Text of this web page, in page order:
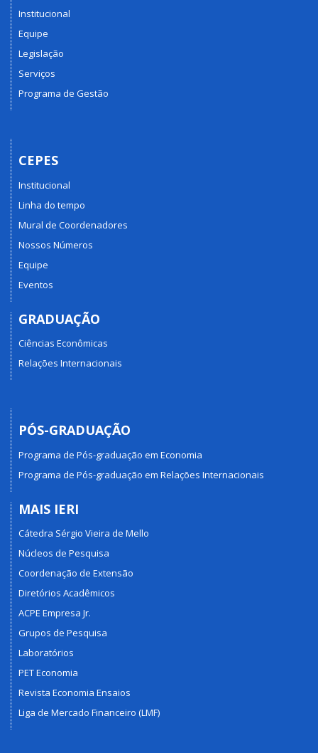
Institucional
Equipe
Legislação
Serviços
Programa de Gestão
CEPES
Institucional
Linha do tempo
Mural de Coordenadores
Nossos Números
Equipe
Eventos
GRADUAÇÃO
Ciências Econômicas
Relações Internacionais
PÓS-GRADUAÇÃO
Programa de Pós-graduação em Economia
Programa de Pós-graduação em Relações Internacionais
MAIS IERI
Cátedra Sérgio Vieira de Mello
Núcleos de Pesquisa
Coordenação de Extensão
Diretórios Acadêmicos
ACPE Empresa Jr.
Grupos de Pesquisa
Laboratórios
PET Economia
Revista Economia Ensaios
Liga de Mercado Financeiro (LMF)